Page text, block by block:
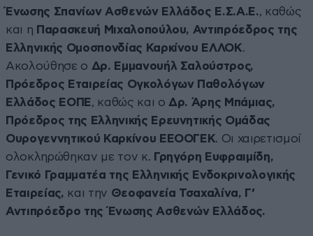
Ένωσης Σπανίων Ασθενών Ελλάδος Ε.Σ.Α.Ε., καθώς
και η Παρασκευή Μιχαλοπούλου, Αντιπρόεδρος της
Ελληνικής Ομοσπονδίας Καρκίνου ΕΛΛΟΚ.
Ακολούθησε ο Δρ. Εμμανουήλ Σαλούστρος,
Πρόεδρος Εταιρείας Ογκολόγων Παθολόγων
Ελλάδος ΕΟΠΕ, καθώς και ο Δρ. Άρης Μπάμιας,
Πρόεδρος της Ελληνικής Ερευνητικής Ομάδας
Ουρογεννητικού Καρκίνου ΕΕΟΟΓΕΚ. Οι χαιρετισμοί
ολοκληρώθηκαν με τον κ. Γρηγόρη Ευφραιμίδη,
Γενικό Γραμματέα της Ελληνικής Ενδοκρινολογικής
Εταιρείας, και την Θεοφανεία Τσαχαλίνα, Γ’
Αντιπρόεδρο της Ένωσης Ασθενών Ελλάδος.